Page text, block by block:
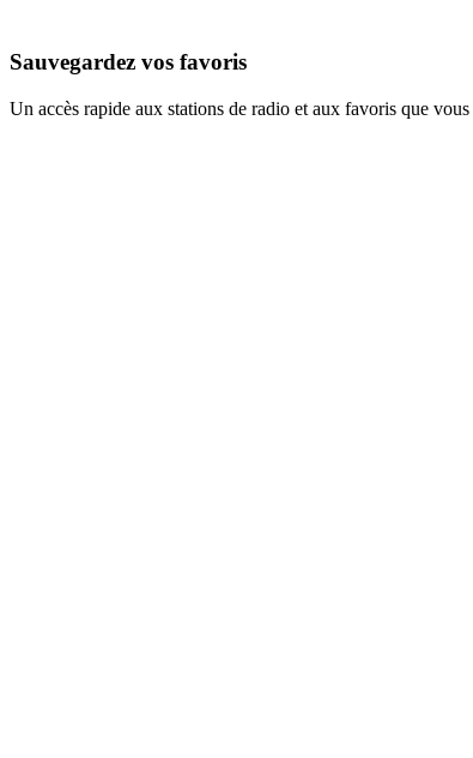
Sauvegardez vos favoris
Un accès rapide aux stations de radio et aux favoris que